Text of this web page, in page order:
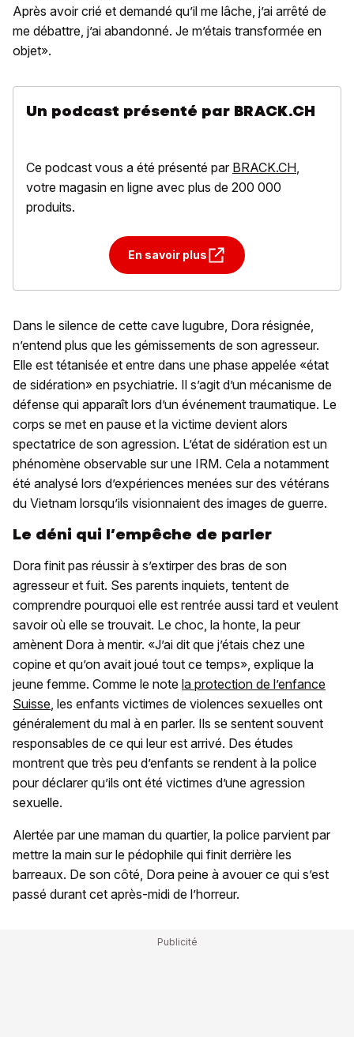
Après avoir crié et demandé qu’il me lâche, j’ai arrêté de
me débattre, j’ai abandonné. Je m’étais transformée en
objet».
Un podcast présenté par BRACK.CH
Ce podcast vous a été présenté par BRACK.CH,
votre magasin en ligne avec plus de 200 000
produits.
En savoir plus
Dans le silence de cette cave lugubre, Dora résignée,
n’entend plus que les gémissements de son agresseur.
Elle est tétanisée et entre dans une phase appelée «état
de sidération» en psychiatrie. Il s’agit d’un mécanisme de
défense qui apparaît lors d’un événement traumatique. Le
corps se met en pause et la victime devient alors
spectatrice de son agression. L’état de sidération est un
phénomène observable sur une IRM. Cela a notamment
été analysé lors d’expériences menées sur des vétérans
du Vietnam lorsqu’ils visionnaient des images de guerre.
Le déni qui l’empêche de parler
Dora finit pas réussir à s’extirper des bras de son
agresseur et fuit. Ses parents inquiets, tentent de
comprendre pourquoi elle est rentrée aussi tard et veulent
savoir où elle se trouvait. Le choc, la honte, la peur
amènent Dora à mentir. «J’ai dit que j’étais chez une
copine et qu’on avait joué tout ce temps», explique la
jeune femme. Comme le note la protection de l’enfance
Suisse, les enfants victimes de violences sexuelles ont
généralement du mal à en parler. Ils se sentent souvent
responsables de ce qui leur est arrivé. Des études
montrent que très peu d’enfants se rendent à la police
pour déclarer qu’ils ont été victimes d’une agression
sexuelle.
Alertée par une maman du quartier, la police parvient par
mettre la main sur le pédophile qui finit derrière les
barreaux. De son côté, Dora peine à avouer ce qui s’est
passé durant cet après-midi de l’horreur.